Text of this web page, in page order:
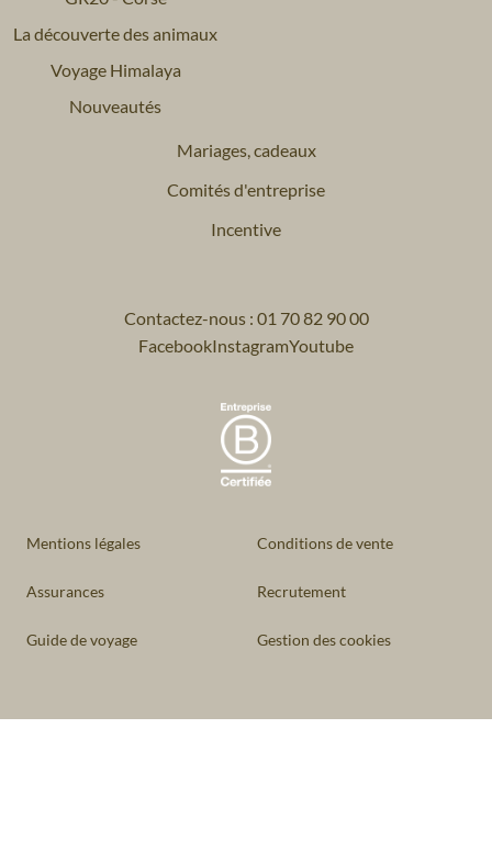
La découverte des animaux
Voyage Himalaya
Nouveautés
Mariages, cadeaux
Comités d'entreprise
Incentive
Contactez-nous : 01 70 82 90 00
FacebookInstagramYoutube
Mentions légales Conditions de vente
Assurances Recrutement
Guide de voyage Gestion des cookies